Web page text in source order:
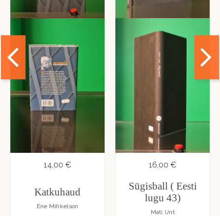
14,00 €
Katkuhaud
Ene Mihkelson
16,00 €
Sügisball ( Eesti
lugu 43)
Mati Unt